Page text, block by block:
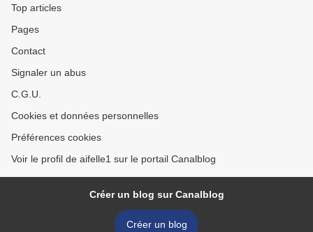
Top articles
Pages
Contact
Signaler un abus
C.G.U.
Cookies et données personnelles
Préférences cookies
Voir le profil de aifelle1 sur le portail Canalblog
Créer un blog sur Canalblog
Créer un blog